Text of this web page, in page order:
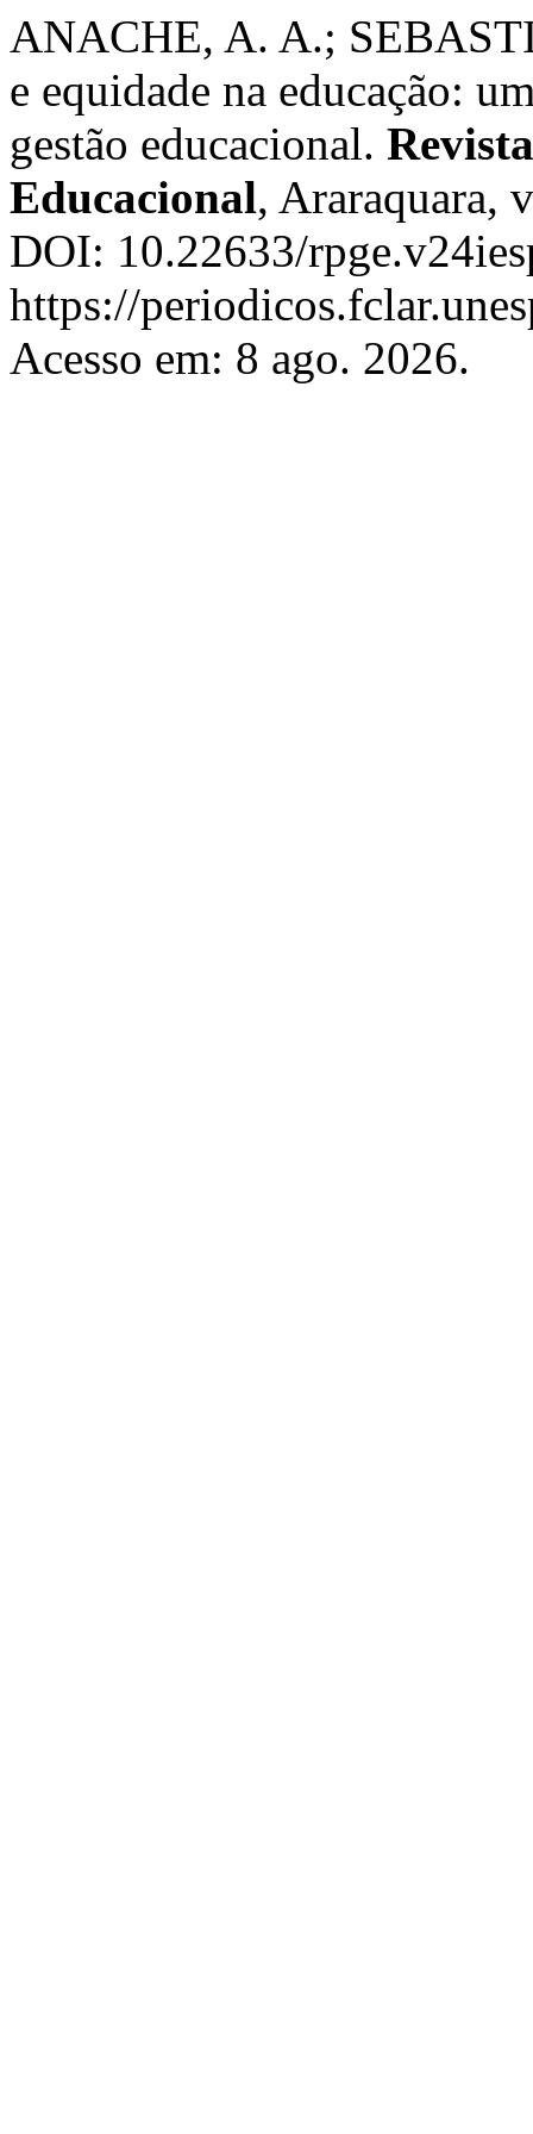
ANACHE, A. A.;
e equidade na educação:
gestão educacional.
Educacional, Araraquara,
DOI: 10.22633/
https://
Acesso em: 8 ago. 2026.